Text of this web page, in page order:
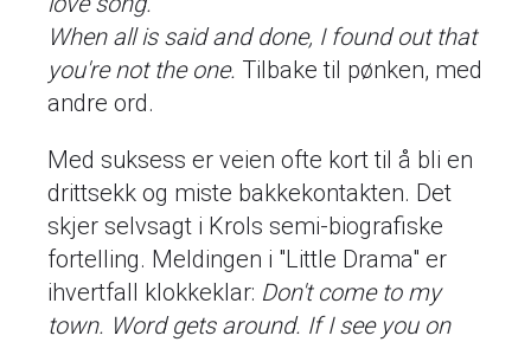
When all is said and done, I found out that
you're not the one. Tilbake til pønken, med
andre ord.
Med suksess er veien ofte kort til å bli en
drittsekk og miste bakkekontakten. Det
skjer selvsagt i Krols semi-biografiske
fortelling. Meldingen i "Little Drama" er
ihvertfall klokkeklar: Don't come to my
town. Word gets around. If I see you on